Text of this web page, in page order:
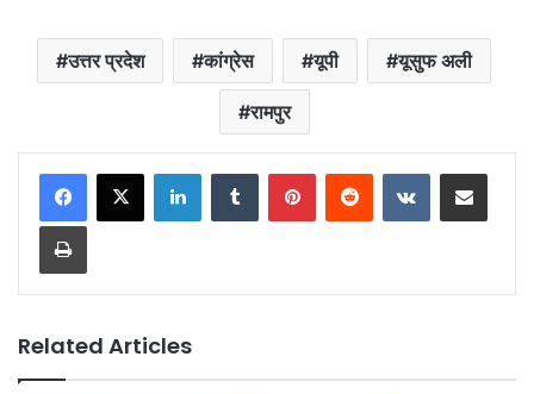
उत्तर प्रदेश कांग्रेस यूपी यूसुफ अली
रामपुर
LinkedInTumblr PinterestReddit VKontakteShare via Email
Print
Related Articles